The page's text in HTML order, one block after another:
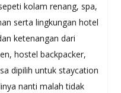
kolam renang, spa,
serta lingkungan hotel
ketenangan dari
hostel backpacker,
dipilih untuk staycation
nanti malah tidak